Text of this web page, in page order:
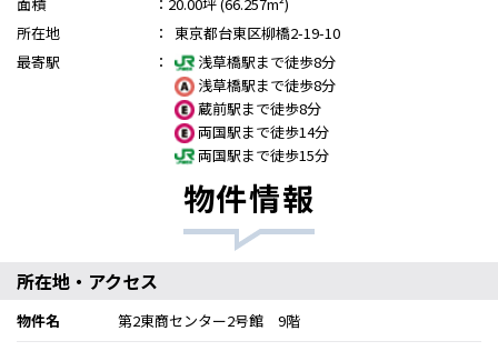
所在地
：
東京都台東区柳橋2-19-10
最寄駅
：
浅草橋駅まで徒歩8分
浅草橋駅まで徒歩8分
蔵前駅まで徒歩8分
両国駅まで徒歩14分
両国駅まで徒歩15分
物件情報
所在地・アクセス
物件名
第2東商センター2号館 9階